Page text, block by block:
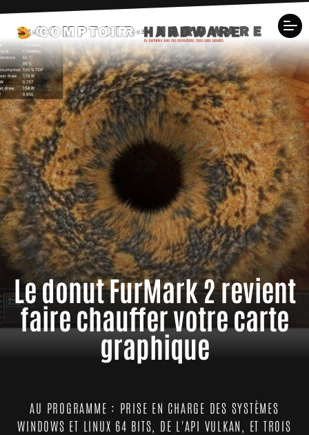
Le donut FurMark 2 revient
faire chauffer votre carte
graphique
AU PROGRAMME : PRISE EN CHARGE DES SYSTÈMES
WINDOWS ET LINUX 64 BITS, DE L'API VULKAN, ET TROIS